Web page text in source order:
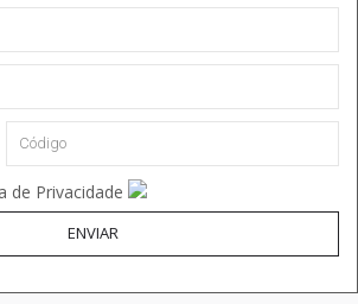
de Privacidade
ENVIAR